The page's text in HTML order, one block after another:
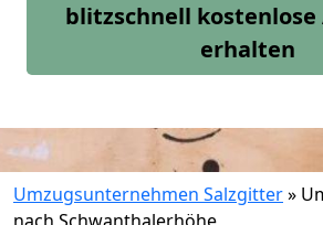
blitzschnell kostenlose
erhalten
Umzugsunternehmen Salzgitter»